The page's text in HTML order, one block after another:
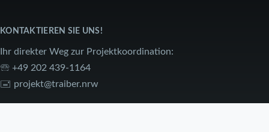
KONTAKTIEREN SIE UNS!
Ihr direkter Weg zur Projektkoordination:
🕾 +49 202 439-1164
🖃 projekt@traiber.nrw